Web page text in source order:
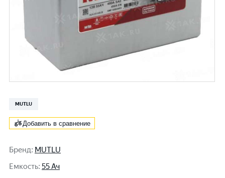
MUTLU
Добавить в сравнение
Бренд: MUTLU
Емкость: 55 Ач